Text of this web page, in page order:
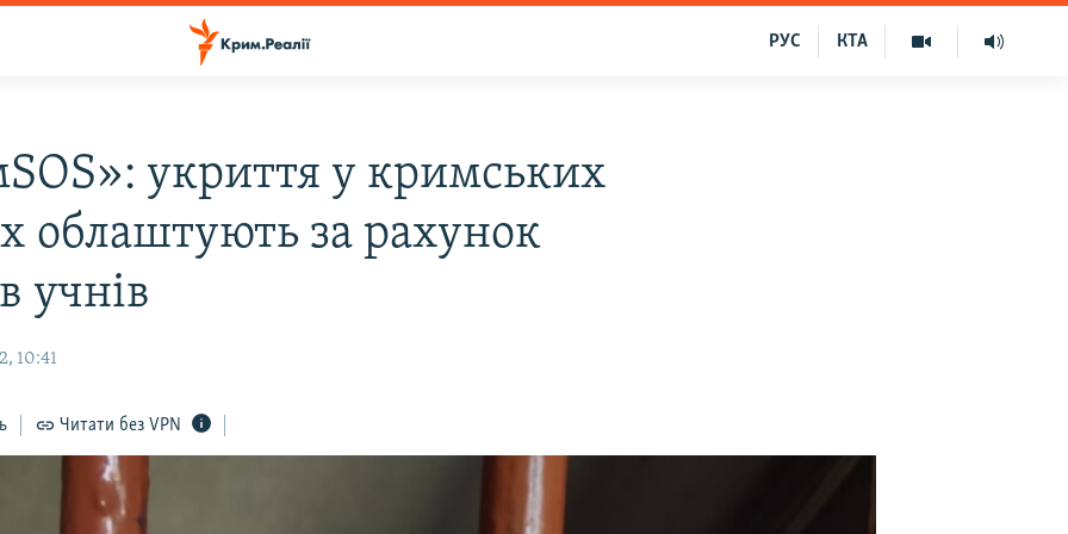
КТА
РУС
укриття у кримських
облаштують за рахунок
учнів
10:41
Читати без VPN